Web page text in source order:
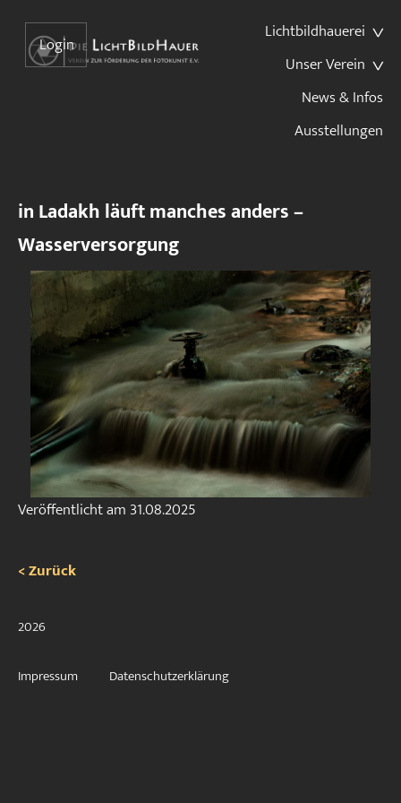
Lichtbildhauerei
Unser Verein
News & Infos
Ausstellungen
Login
in Ladakh läuft manches anders –
Wasserversorgung
Veröffentlicht am31.08.2025
< Zurück
2026
Impressum Datenschutzerklärung